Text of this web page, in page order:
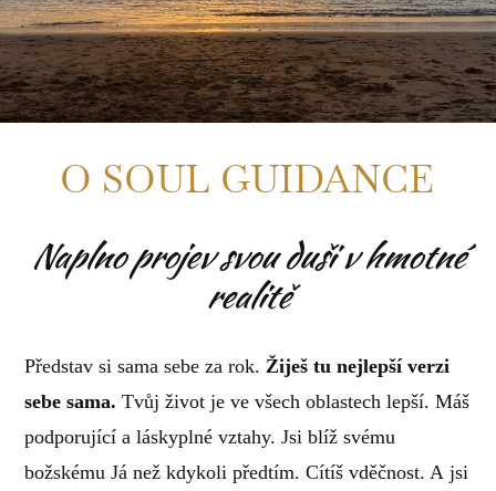
O SOUL GUIDANCE
Naplno projev svou duši v hmotné
realitě
Představ si sama sebe za rok. Žiješ tu nejlepší verzi
sebe sama. Tvůj život je ve všech oblastech lepší. Máš
podporující a láskyplné vztahy. Jsi blíž svému
božskému Já než kdykoli předtím. Cítíš vděčnost. A jsi